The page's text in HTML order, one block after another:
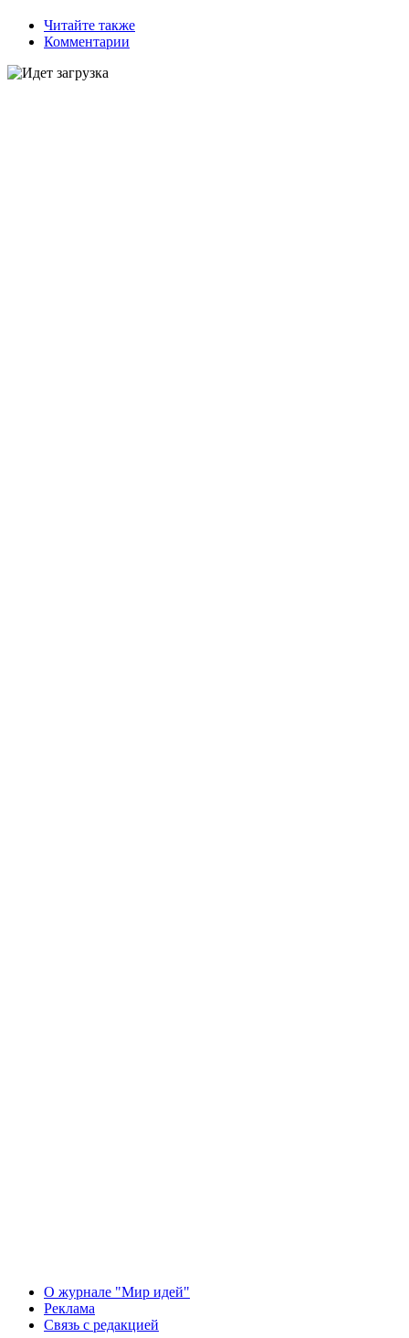
Читайте также
Комментарии
О журнале "Мир идей"
Реклама
Связь с редакцией